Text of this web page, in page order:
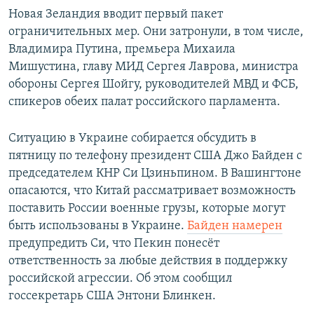
Новая Зеландия вводит первый пакет
ограничительных мер. Они затронули, в том числе,
Владимира Путина, премьера Михаила
Мишустина, главу МИД Сергея Лаврова, министра
обороны Сергея Шойгу, руководителей МВД и ФСБ,
спикеров обеих палат российского парламента.
Ситуацию в Украине собирается обсудить в
пятницу по телефону президент США Джо Байден с
председателем КНР Си Цзиньпином. В Вашингтоне
опасаются, что Китай рассматривает возможность
поставить России военные грузы, которые могут
быть использованы в Украине. Байден намерен
предупредить Си, что Пекин понесёт
ответственность за любые действия в поддержку
российской агрессии. Об этом сообщил
госсекретарь США Энтони Блинкен.